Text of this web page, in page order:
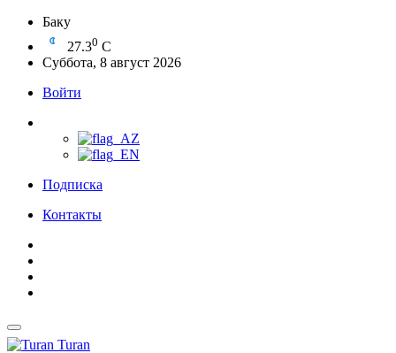
Баку
27.30 C
Суббота, 8 август 2026
Войти
Подписка
Контакты
Turan